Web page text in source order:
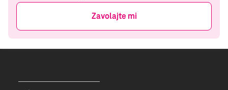
Zavolajte mi